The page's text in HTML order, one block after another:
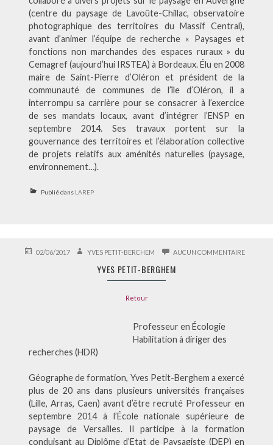
(centre du paysage de Lavoûte-Chillac, observatoire
photographique des territoires du Massif Central),
avant d’animer l’équipe de recherche « Paysages et
fonctions non marchandes des espaces ruraux » du
Cemagref (aujourd’hui IRSTEA) à Bordeaux. Élu en 2008
maire de Saint-Pierre d’Oléron et président de la
communauté de communes de l’île d’Oléron, il a
interrompu sa carrière pour se consacrer à l’exercice
de ses mandats locaux, avant d’intégrer l’ENSP en
septembre 2014. Ses travaux portent sur la
gouvernance des territoires et l’élaboration collective
de projets relatifs aux aménités naturelles (paysage,
environnement…).
Publié dans LAREP
PUBLIÉ02/06/2017 AUTEUR
YVES PETIT-BERCHEM AUCUN COMMENTAIRESUR
YVES PETIT-BERGHEM
Retour
Professeur en Écologie
Habilitation à diriger des
recherches (HDR)
Géographe de formation, Yves Petit-Berghem a exercé
plus de 20 ans dans plusieurs universités françaises
(Lille, Arras, Caen) avant d’être recruté Professeur en
septembre 2014 à l’École nationale supérieure de
paysage de Versailles. Il participe à la formation
conduisant au Diplôme d’Etat de Paysagiste (DEP) en